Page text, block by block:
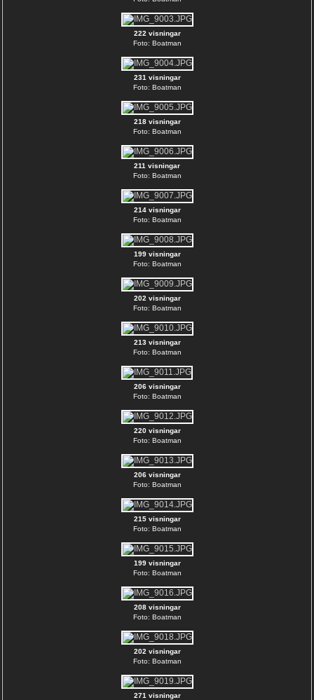
222 visningar
Foto: Boatman
231 visningar
Foto: Boatman
218 visningar
Foto: Boatman
211 visningar
Foto: Boatman
214 visningar
Foto: Boatman
199 visningar
Foto: Boatman
202 visningar
Foto: Boatman
213 visningar
Foto: Boatman
206 visningar
Foto: Boatman
220 visningar
Foto: Boatman
206 visningar
Foto: Boatman
215 visningar
Foto: Boatman
199 visningar
Foto: Boatman
208 visningar
Foto: Boatman
202 visningar
Foto: Boatman
271 visningar